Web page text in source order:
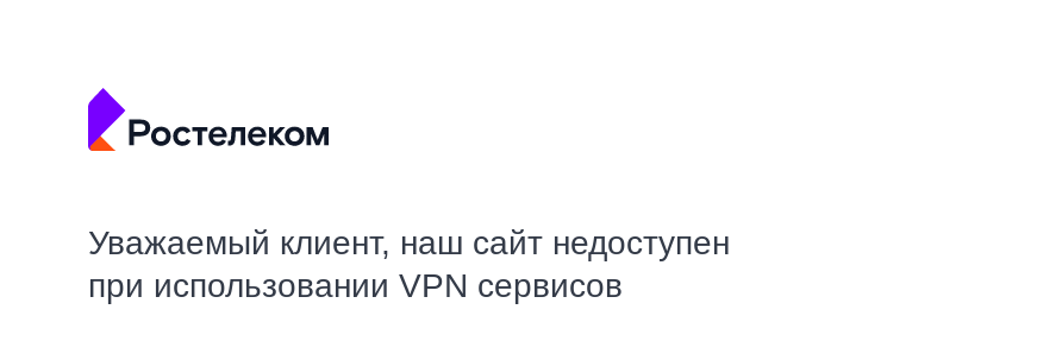
Уважаемый клиент, наш сайт недоступен
при использовании VPN сервисов